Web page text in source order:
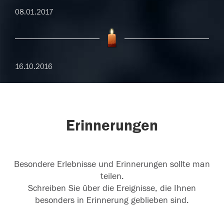
08.01.2017
16.10.2016
Erinnerungen
Besondere Erlebnisse und Erinnerungen sollte man
teilen.
Schreiben Sie über die Ereignisse, die Ihnen
besonders in Erinnerung geblieben sind.